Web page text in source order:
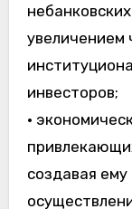
увеличением
инвесторов;
•
создавая ему